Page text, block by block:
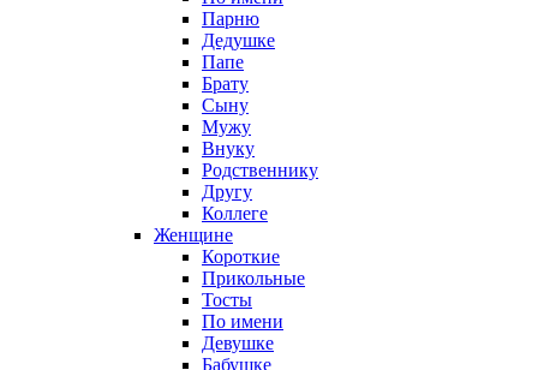
Парню
Дедушке
Папе
Брату
Сыну
Мужу
Внуку
Родственнику
Другу
Коллеге
Женщине
Короткие
Прикольные
Тосты
По имени
Девушке
Бабушке